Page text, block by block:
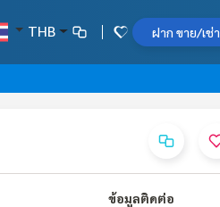
THB ฝาก ขาย/เช่า
ข้อมูลติดต่อ